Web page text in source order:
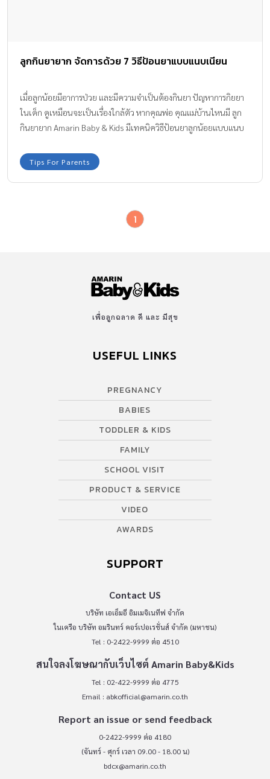
ลูกกินยายาก จัดการด้วย 7 วิธีป้อนยาแบบแนบเนียน
เมื่อลูกน้อยมีอาการป่วย และมีความจำเป็นต้องกินยา ปัญหาการกิยยา
ในเด็ก ดูเหมือนจะเป็นเรื่องใกล้ตัว หากคุณพ่อ คุณแม่บ้านไหนมี ลูก
กินยายาก Amarin Baby & Kids มีเทคนิควิธีป้อนยาลูกน้อยแบบแนบ
ไปไหนอย่างแน่นอน
Tips For Parents
1
เพื่อลูกฉลาด ดี และ มีสุข
USEFUL LINKS
PREGNANCY
BABIES
TODDLER & KIDS
FAMILY
SCHOOL VISIT
PRODUCT & SERVICE
VIDEO
AWARDS
SUPPORT
Contact US
บริษัท เอเอ็มอี อิมเมจิเนทีฟ จำกัด
ในเครือ บริษัท อมรินทร์ คอร์เปอเรชั่นส์ จำกัด (มหาชน)
Tel : 0-2422-9999 ต่อ 4510
สนใจลงโฆษณากับเว็บไซต์ Amarin Baby&Kids
Tel : 02-422-9999 ต่อ 4775
Email : abkofficial@amarin.co.th
Report an issue or send feedback
0-2422-9999 ต่อ 4180
(จันทร์ - ศุกร์ เวลา 09.00 - 18.00 น)
bdcx@amarin.co.th